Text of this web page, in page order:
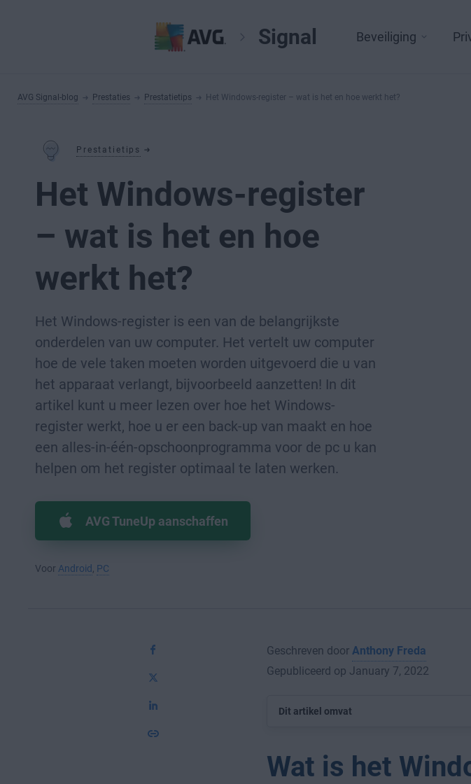
Signal Beveiliging
AVG Signal-blog Prestaties Prestatietips Het Windows-register – wat is het en hoe werkt het?
Prestatietips
Het Windows-register
– wat is het en hoe
werkt het?
Het Windows-register is een van de belangrijkste
onderdelen van uw computer. Het vertelt uw computer
hoe de vele taken moeten worden uitgevoerd die u van
het apparaat verlangt, bijvoorbeeld aanzetten! In dit
artikel kunt u meer lezen over hoe het Windows-
register werkt, hoe u er een back-up van maakt en hoe
een alles-in-één-opschoonprogramma voor de pc u kan
helpen om het register optimaal te laten werken.
AVG TuneUp aanschaffen
Voor Android PC
Geschreven door Anthony Freda
Gepubliceerd op January 7, 2022
Dit artikel omvat
Wat is het